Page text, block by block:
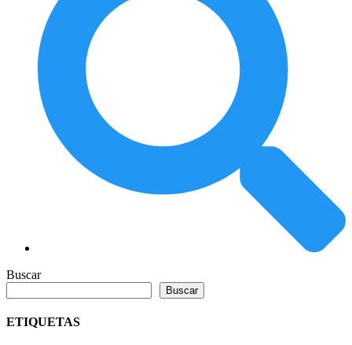
Buscar
Buscar
ETIQUETAS